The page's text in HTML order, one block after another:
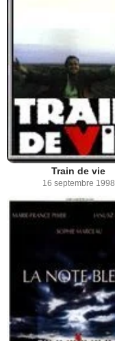
Train de vie
16 septembre 1998